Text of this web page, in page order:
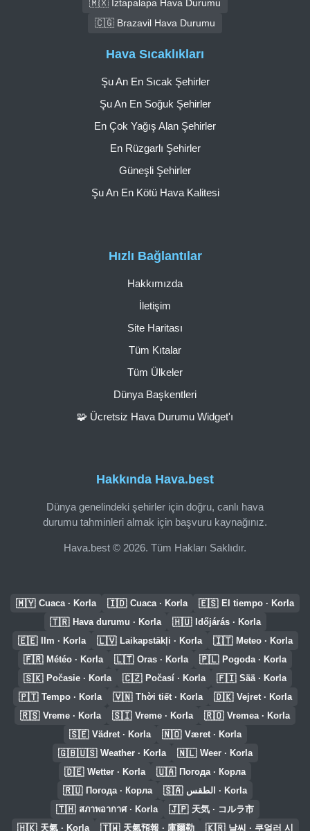
🇲🇽 Iztapalapa Hava Durumu
🇨🇬 Brazavil Hava Durumu
Hakkında Hava.best
Dünya genelindeki şehirler için doğru, canlı hava
durumu tahminleri almak için başvuru kaynağınız.
Hava.best © 2026. Tüm Hakları Saklıdır.
Hızlı Bağlantılar
Hakkımızda
İletişim
Site Haritası
Tüm Kıtalar
Tüm Ülkeler
Dünya Başkentleri
🧩 Ücretsiz Hava Durumu Widget'ı
Hava Sıcaklıkları
Şu An En Sıcak Şehirler
Şu An En Soğuk Şehirler
En Çok Yağış Alan Şehirler
En Rüzgarlı Şehirler
Güneşli Şehirler
Şu An En Kötü Hava Kalitesi
🇲🇾 Cuaca · Korla 🇮🇩 Cuaca · Korla 🇪🇸 El tiempo · Korla
🇹🇷 Hava durumu · Korla 🇭🇺 Időjárás · Korla
🇪🇪 Ilm · Korla 🇱🇻 Laikapstākļi · Korla 🇮🇹 Meteo · Korla
🇫🇷 Météo · Korla 🇱🇹 Oras · Korla 🇵🇱 Pogoda · Korla
🇸🇰 Počasie · Korla 🇨🇿 Počasí · Korla 🇫🇮 Sää · Korla
🇵🇹 Tempo · Korla 🇻🇳 Thời tiết · Korla 🇩🇰 Vejret · Korla
🇷🇸 Vreme · Korla 🇸🇮 Vreme · Korla 🇷🇴 Vremea · Korla
🇸🇪 Vädret · Korla 🇳🇴 Været · Korla
🇬🇧🇺🇸 Weather · Korla 🇳🇱 Weer · Korla
🇩🇪 Wetter · Korla 🇺🇦 Погода · Корла
🇷🇺 Погода · Корла 🇸🇦 الطقس · Korla
🇹🇭 สภาพอากาศ · Korla 🇯🇵 天気 · コルラ市
🇭🇰 天氣 · Korla 🇹🇼 天氣預報 · 庫爾勒 🇰🇷 날씨 · 쿠얼러 시